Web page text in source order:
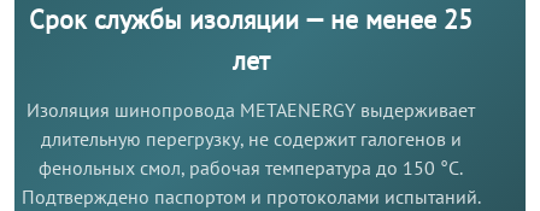
Срок службы изоляции — не менее 25
лет
Изоляция шинопровода METAENERGY выдерживает
длительную перегрузку, не содержит галогенов и
фенольных смол, рабочая температура до 150 °C.
Подтверждено паспортом и протоколами испытаний.